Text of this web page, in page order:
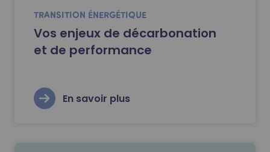
TRANSITION ÉNERGÉTIQUE
Vos enjeux de décarbonation
et de performance
En savoir plus